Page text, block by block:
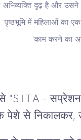
अभिव्यक्ति दृढ़ है और
पृष्ठभूमि में महिलाओं
'काम करने का
"S.I.T.A -
पेशे से निकालकर,